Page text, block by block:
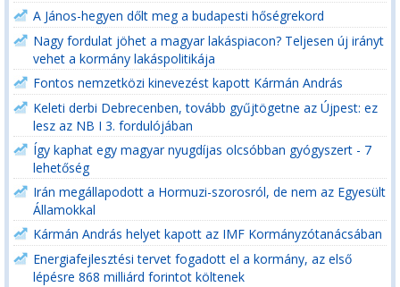
A János-hegyen dőlt meg a budapesti hőségrekord
Nagy fordulat jöhet a magyar lakáspiacon? Teljesen új irányt
vehet a kormány lakáspolitikája
Fontos nemzetközi kinevezést kapott Kármán András
Keleti derbi Debrecenben, tovább gyűjtögetne az Újpest: ez
lesz az NB I 3. fordulójában
Így kaphat egy magyar nyugdíjas olcsóbban gyógyszert - 7
lehetőség
Irán megállapodott a Hormuzi-szorosról, de nem az Egyesült
Államokkal
Kármán András helyet kapott az IMF Kormányzótanácsában
Energiafejlesztési tervet fogadott el a kormány, az első
lépésre 868 milliárd forintot költenek